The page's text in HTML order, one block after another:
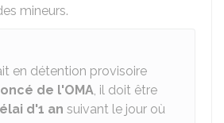
mineurs.
en détention provisoire
de l'OMA, il doit être
d'1 an suivant le jour où